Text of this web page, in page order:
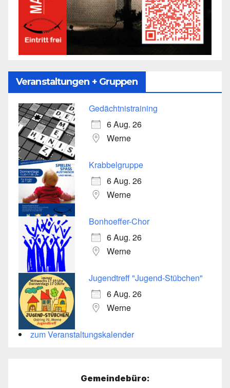
Veranstaltungen + Gruppen
Gedächtnistraining
6 Aug. 26
Werne
Krabbelgruppe
6 Aug. 26
Werne
Bonhoeffer-Chor
6 Aug. 26
Werne
Jugendtreff "Jugend-Stübchen"
6 Aug. 26
Werne
zum Veranstaltungskalender
Gemeindebüro: